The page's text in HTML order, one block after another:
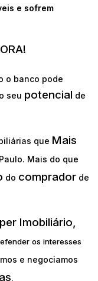
e sofrem
o banco pode
seu potencial de
que Mais
Mais do que
do comprador de
Imobiliário,
os interesses
e negociamos
.